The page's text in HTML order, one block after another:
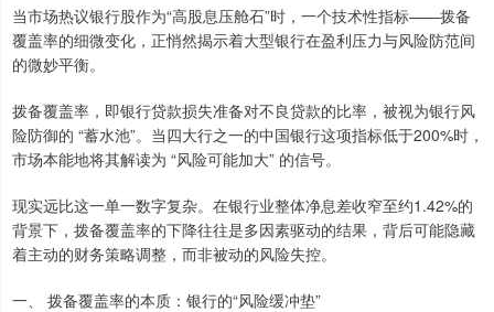
当市场热议银行股作为“高股息压舱石”时，一个技术性指标——拨备
覆盖率的细微变化，正悄然揭示着大型银行在盈利压力与风险防范间
的微妙平衡。
拨备覆盖率，即银行贷款损失准备对不良贷款的比率，被视为银行风
险防御的 “蓄水池”。当四大行之一的中国银行这项指标低于200%时，
市场本能地将其解读为 “风险可能加大” 的信号。
现实远比这一单一数字复杂。在银行业整体净息差收窄至约1.42%的
背景下，拨备覆盖率的下降往往是多因素驱动的结果，背后可能隐藏
着主动的财务策略调整，而非被动的风险失控。
一、 拨备覆盖率的本质：银行的“风险缓冲垫”